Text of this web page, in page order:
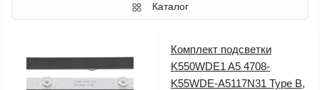
Каталог
Комплект подсветки
K550WDE1 A5 4708-
K55WDE-A5117N31 Type B,